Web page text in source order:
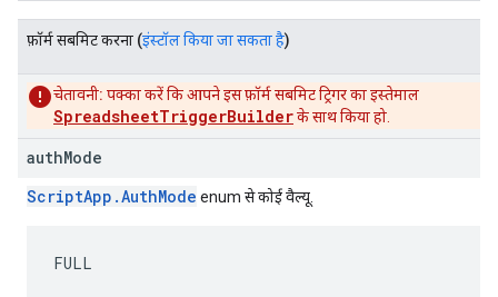
फ़ॉर्म सबमिट करना (इंस्टॉल किया जा सकता है)
चेतावनी: पक्का करें कि आपने इस फ़ॉर्म सबमिट ट्रिगर का इस्तेमाल
SpreadsheetTriggerBuilderके साथ किया हो.
authMode
ScriptApp.AuthMode enum से कोई वैल्यू.
FULL